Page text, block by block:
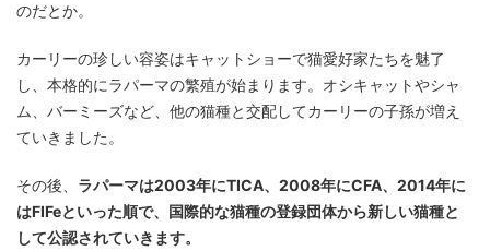
のだとか。
カーリーの珍しい容姿はキャットショーで猫愛好家たちを魅了
し、本格的にラパーマの繁殖が始まります。オシキャットやシャ
ム、バーミーズなど、他の猫種と交配してカーリーの子孫が増え
ていきました。
その後、 ラパーマは2003年にTICA、2008年にCFA、2014年に
はFIFeといった順で、国際的な猫種の登録団体から新しい猫種と
して公認されていきます。